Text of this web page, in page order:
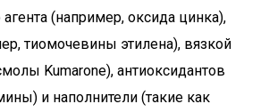
(например, оксида цинка),
тиомочевины этилена), вязкой
Kumarone), антиоксидантов
и наполнители (такие как